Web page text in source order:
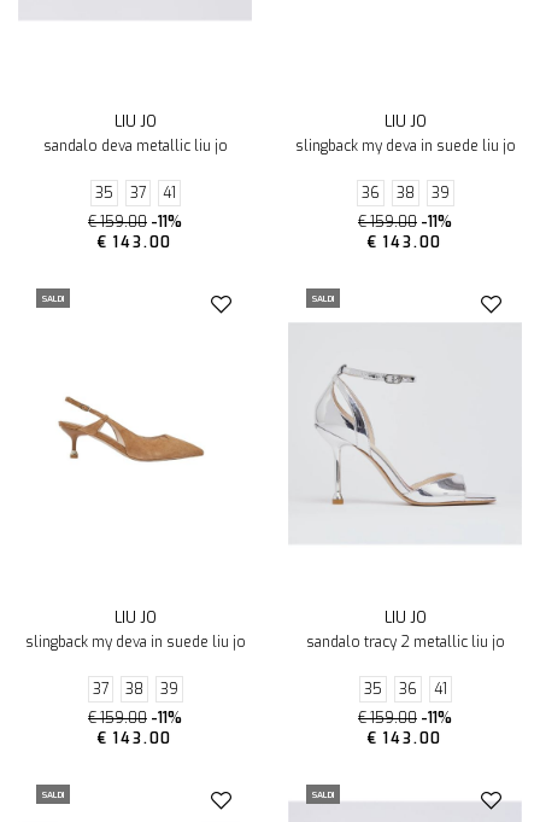
LIU JO
sandalo deva metallic liu jo
35 37
41
€ 159.00 -11%
€ 143.00
LIU JO
slingback my deva in suede liu jo
36 38
39
€ 159.00 -11%
€ 143.00
SALDI
LIU JO
slingback my deva in suede liu jo
37 38
39
€ 159.00 -11%
€ 143.00
SALDI
LIU JO
sandalo tracy 2 metallic liu jo
35 36
41
€ 159.00 -11%
€ 143.00
SALDI SALDI